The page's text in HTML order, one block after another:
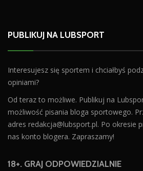
PUBLIKUJ NA LUBSPORT
Interesujesz się sportem i chciałbyś
opiniami?
Od teraz to możliwe. Publikuj na
możliwość pisania bloga sportowego.
adres redakcja@lubsport.pl. Po okresie
nas konto blogera. Zapraszamy!
18+. GRAJ ODPOWIEDZIALNIE